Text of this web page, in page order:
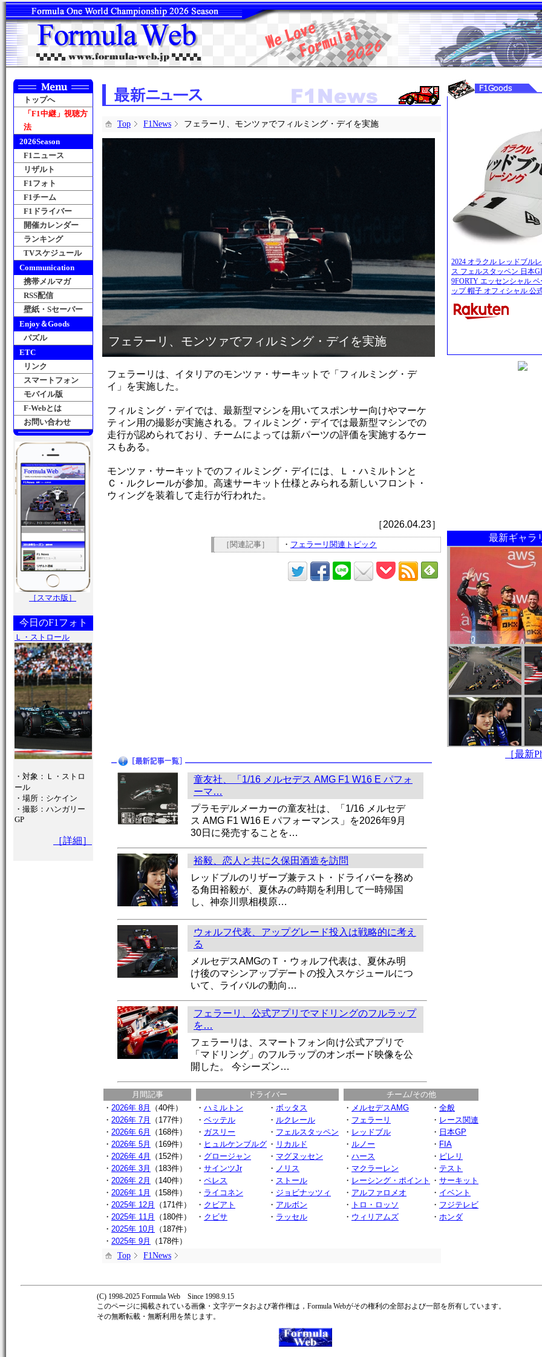
トップへ
「F1中継」視聴方
法
2026Season
F1ニュース
リザルト
F1フォト
F1チーム
F1ドライバー
開催カレンダー
ランキング
TVスケジュール
Communication
携帯メルマガ
RSS配信
壁紙・Sセーバー
Enjoy＆Goods
パズル
ETC
リンク
スマートフォン
モバイル版
F-Webとは
お問い合わせ
［スマホ版］
今日のF1フォト
Ｌ・ストロール
・対象：Ｌ・ストロ
ール
・場所：シケイン
・撮影：ハンガリー
GP
［詳細］
Top F1News フェラーリ、モンツァでフィルミング・デイを実施
フェラーリ、モンツァでフィルミング・デイを実施
フェラーリは、イタリアのモンツァ・サーキットで「フィルミング・デ
イ」を実施した。
フィルミング・デイでは、最新型マシンを用いてスポンサー向けやマーケ
ティン用の撮影が実施される。フィルミング・デイでは最新型マシンでの
走行が認められており、チームによっては新パーツの評価を実施するケー
スもある。
モンツァ・サーキットでのフィルミング・デイには、Ｌ・ハミルトンと
Ｃ・ルクレールが参加。高速サーキット仕様とみられる新しいフロント・
ウィングを装着して走行が行われた。
［2026.04.23］
［関連記事］ ・ フェラーリ関連トピック
童友社、「1/16 メルセデス AMG F1 W16 E パフォ
ーマ…
プラモデルメーカーの童友社は、「1/16 メルセデ
ス AMG F1 W16 E パフォーマンス」を2026年9月
30日に発売することを…
裕毅、恋人と共に久保田酒造を訪問
レッドブルのリザーブ兼テスト・ドライバーを務め
る角田裕毅が、夏休みの時期を利用して一時帰国
し、神奈川県相模原…
ウォルフ代表、アップグレード投入は戦略的に考え
る
メルセデスAMGのＴ・ウォルフ代表は、夏休み明
け後のマシンアップデートの投入スケジュールにつ
いて、ライバルの動向…
フェラーリ、公式アプリでマドリングのフルラップ
を…
フェラーリは、スマートフォン向け公式アプリで
「マドリング」のフルラップのオンボード映像を公
開した。 今シーズン…
月間記事 ドライバー
チーム/その他
・ 2026年 8月
（40件）
・ 2026年 7月
（177件）
・ 2026年 6月
（168件）
・ 2026年 5月
（169件）
・ 2026年 4月
（152件）
・ 2026年 3月
（183件）
・ 2026年 2月
（140件）
・ 2026年 1月
（158件）
・ 2025年 12月
（171件）
・ 2025年 11月
（180件）
・ 2025年 10月
（187件）
・ 2025年 9月 （178件）
・ ハミルトン
・ ベッテル
・ ガスリー
・ ヒュルケンブルグ
・ グロージャン
・ サインツJr
・ ペレス
・ ライコネン
・ クビアト
・ クビサ
・ ボッタス
・ ルクレール
・ フェルスタッペン
・ リカルド
・ マグヌッセン
・ ノリス
・ ストール
・ ジョビナッツィ
・ アルボン
・ ラッセル
・ メルセデスAMG
・ フェラーリ
・ レッドブル
・ ルノー
・ ハース
・ マクラーレン
・ レーシング・ポイント
・ アルファロメオ
・ トロ・ロッソ
・ ウィリアムズ
・ 全般
・ レース関連
・ 日本GP
・ FIA
・ ピレリ
・ テスト
・ サーキット
・ イベント
・ フジテレビ
・ ホンダ
Top F1News
2024 オラクル レッドブル
ス フェルスタッペン 日本
9FORTY エッセンシャル
ップ 帽子 オフィシャル 公
最新ギャラ
［最新
(C) 1998-2025 Formula Web Since 1998.9.15
このページに掲載されている画像・文字データおよび著作権は，Formula Webがその権利の全部および一部を所有しています。
その無断転載・無断利用を禁じます。